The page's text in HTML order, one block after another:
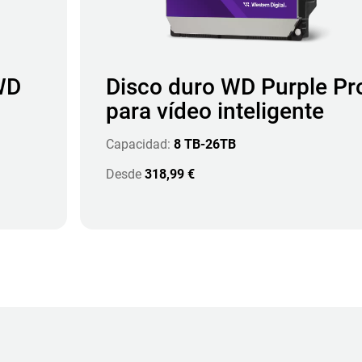
Disco duro WD Purple
para vídeo inteligente
Capacidad: 8 TB-26TB
Desde 318,99 €